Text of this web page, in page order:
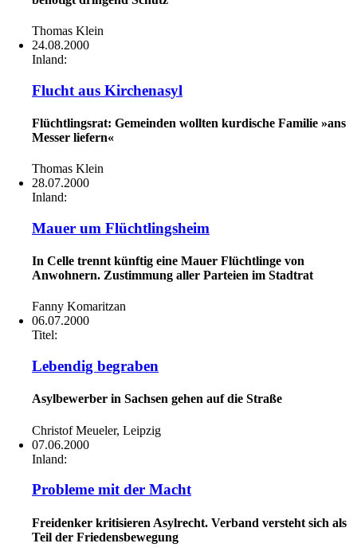
Thomas Klein
24.08.2000
Inland:
Flucht aus Kirchenasyl
Flüchtlingsrat: Gemeinden wollten kurdische Familie »ans
Messer liefern«
Thomas Klein
28.07.2000
Inland:
Mauer um Flüchtlingsheim
In Celle trennt künftig eine Mauer Flüchtlinge von
Anwohnern. Zustimmung aller Parteien im Stadtrat
Fanny Komaritzan
06.07.2000
Titel:
Lebendig begraben
Asylbewerber in Sachsen gehen auf die Straße
Christof Meueler, Leipzig
07.06.2000
Inland:
Probleme mit der Macht
Freidenker kritisieren Asylrecht. Verband versteht sich als
Teil der Friedensbewegung